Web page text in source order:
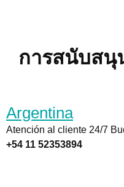
การสนับสนุ
Argentina
Atención al cliente 24/7
+54 11 52353894